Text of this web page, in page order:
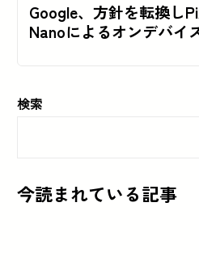
Google、方針を転換し
Nanoによるオンデバイ
検索
今読まれている記事